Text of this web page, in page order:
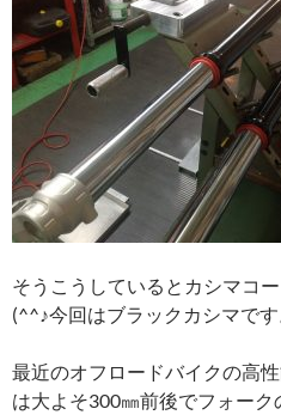
そうこうしているとカシマコ
(^^♪今回はブラックカシマです
最近のオフロードバイクの高
は大よそ300㎜前後でフォー